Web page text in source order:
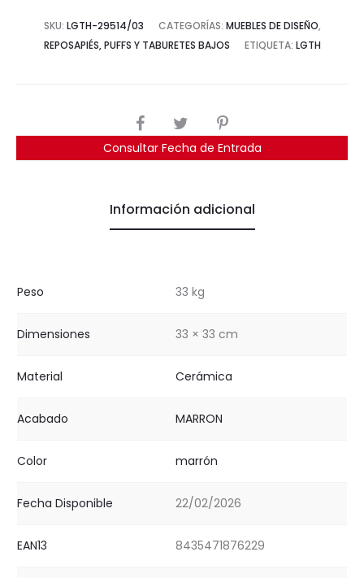
Consultar Fecha de Entrada
SKU: LGTH-29514/03 CATEGORÍAS: MUEBLES DE DISEÑO,
REPOSAPIÉS, PUFFS Y TABURETES BAJOS
ETIQUETA: LGTH
COMPARTIR
Información adicional
Peso 33 kg
Dimensiones 33 × 33 cm
Material Cerámica
Acabado MARRON
Color marrón
Fecha Disponible 22/02/2026
EAN13 8435471876229